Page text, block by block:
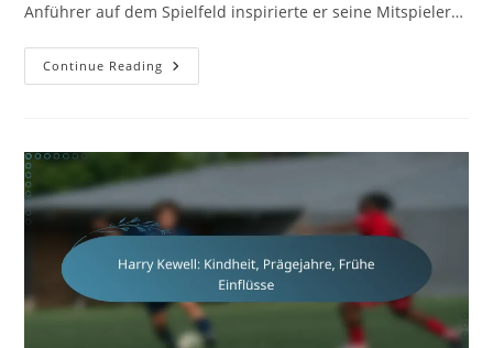
Anführer auf dem Spielfeld inspirierte er seine Mitspieler…
Continue Reading Tim
Cahill: